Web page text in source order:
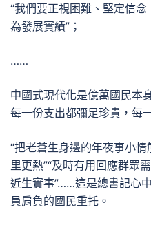
“我們要正視困難、堅定信
為發展實績”；
……
中國式現代化是億萬國民本
每一份支出都彌足珍貴，每
“把老蒼生身邊的年夜事小
里更熱”“及時有用回應群眾
近生實事”……這是總書記心
員肩負的國民重托。